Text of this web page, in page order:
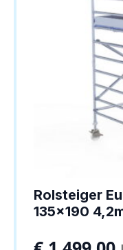
Rolsteiger
135×190